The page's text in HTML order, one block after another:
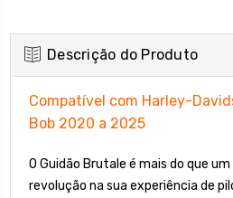
Descrição do Produto
Compatível com Harley-
Bob 2020 a 2025
O Guidão Brutale é mais do que
revolução na sua experiência de